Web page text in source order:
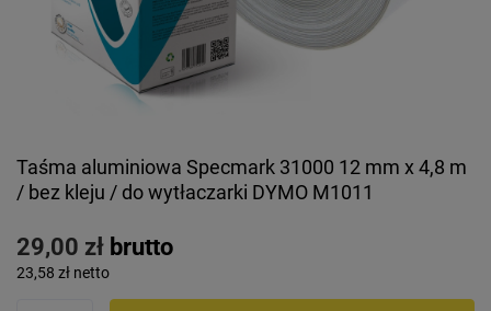
Taśma aluminiowa Specmark 31000 12 mm x 4,8 m
/ bez kleju / do wytłaczarki DYMO M1011
29,00 zł brutto
23,58 zł netto